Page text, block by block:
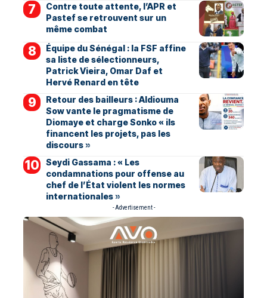
Contre toute attente, l’APR et
Pastef se retrouvent sur un
même combat
Équipe du Sénégal : la FSF affine
sa liste de sélectionneurs,
Patrick Vieira, Omar Daf et
Hervé Renard en tête
Retour des bailleurs : Aldiouma
Sow vante le pragmatisme de
Diomaye et charge Sonko « ils
financent les projets, pas les
discours »
Seydi Gassama : « Les
condamnations pour offense au
chef de l’État violent les normes
internationales »
- Advertisement -